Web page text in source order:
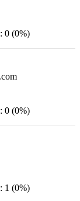
0 (0%)
0 (0%)
1 (0%)